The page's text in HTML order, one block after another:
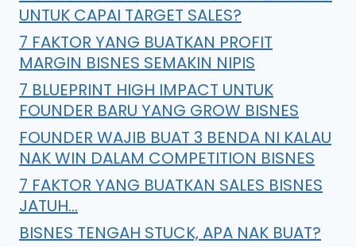
UNTUK CAPAI TARGET SALES?
7 FAKTOR YANG BUATKAN PROFIT
MARGIN BISNES SEMAKIN NIPIS
7 BLUEPRINT HIGH IMPACT UNTUK
FOUNDER BARU YANG GROW BISNES
FOUNDER WAJIB BUAT 3 BENDA NI KALAU
NAK WIN DALAM COMPETITION BISNES
7 FAKTOR YANG BUATKAN SALES BISNES
JATUH…
BISNES TENGAH STUCK, APA NAK BUAT?